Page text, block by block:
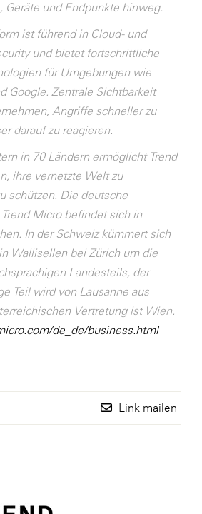
Geräte und Endpunkte hinweg.
ist führend in Cloud- und
und bietet fortschrittliche
für Umgebungen wie
Google. Zentrale Sichtbarkeit
Angriffe schneller zu
darauf zu reagieren.
in 70 Ländern ermöglicht Trend
ihre vernetzte Welt zu
schützen. Die deutsche
Micro befindet sich in
In der Schweiz kümmert sich
Wallisellen bei Zürich um die
Landesteils, der
Teil wird von Lausanne aus
Vertretung ist Wien.
de_de/business.html
Link mailen